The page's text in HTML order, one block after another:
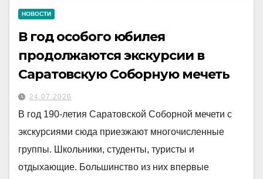
НОВОСТИ
В год особого юбилея
продолжаются экскурсии в
Саратовскую Соборную мечеть
24.07.2026
В год 190-летия Саратовской Соборной мечети с
экскурсиями сюда приезжают многочисленные
группы. Школьники, студенты, туристы и
отдыхающие. Большинство из них впервые